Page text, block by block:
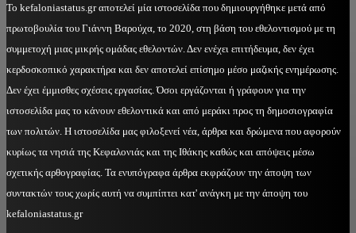
Το kefaloniastatus.gr αποτελεί μία ιστοσελίδα που δημιουργήθηκε μετά από
πρωτοβουλία του Γιάννη Βαρούχα, το 2020, στη βάση του εθελοντισμού με τη
συμμετοχή μιας μικρής ομάδας εθελοντών. Δεν ενέχει επιτήδευμα, δεν έχει
κερδοσκοπικό χαρακτήρα και δεν αποτελεί επίσημο μέσο μαζικής ενημέρωσης.
Δεν έχει έμμισθες σχέσεις εργασίας. Όσοι εργάζονται ή γράφουν για την
ιστοσελίδα μας το κάνουν εθελοντικά και από μεράκι προς τη δημοσιογραφία
των πολιτών. Η ιστοσελίδα μας φιλοξενεί νέα, άρθρα και δρώμενα που αφορούν
κυρίως τα νησιά της Κεφαλονιάς και της Ιθάκης καθώς και απόψεις μέσω
σχετικής αρθογραφίας. Τα ενυπόγραφα άρθρα εκφράζουν την άποψη των
συντακτών τους χωρίς αυτή να συμπίπτει κατ' ανάγκη με την άποψη του
kefaloniastatus.gr